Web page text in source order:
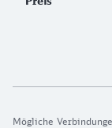
Mögliche